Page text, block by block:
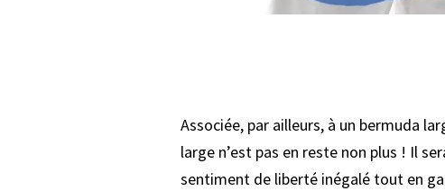
Associée, par ailleurs, à un bermuda
large n’est pas en reste non plus ! Il
sentiment de liberté inégalé tout en